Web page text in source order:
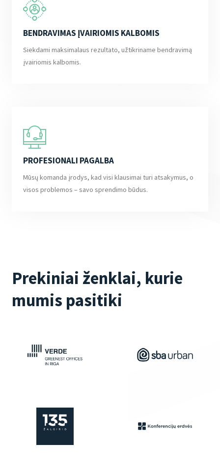
BENDRAVIMAS ĮVAIRIOMIS KALBOMIS
Siekdami maksimalaus rezultato, užtikriname bendravimą
įvairiomis kalbomis.
PROFESIONALI PAGALBA
Mūsų komanda įrodys, kad visi klausimai turi atsakymus, o
visos problemos – savo sprendimo būdus.
Prekiniai ženklai, kurie
mumis pasitiki